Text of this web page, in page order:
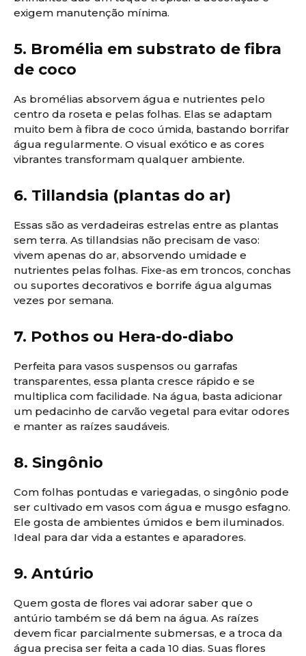
exigem manutenção mínima.
5. Bromélia em substrato de fibra
de coco
As bromélias absorvem água e nutrientes pelo
centro da roseta e pelas folhas. Elas se adaptam
muito bem à fibra de coco úmida, bastando borrifar
água regularmente. O visual exótico e as cores
vibrantes transformam qualquer ambiente.
6. Tillandsia (plantas do ar)
Essas são as verdadeiras estrelas entre as plantas
sem terra. As tillandsias não precisam de vaso:
vivem apenas do ar, absorvendo umidade e
nutrientes pelas folhas. Fixe-as em troncos, conchas
ou suportes decorativos e borrife água algumas
vezes por semana.
7. Pothos ou Hera-do-diabo
Perfeita para vasos suspensos ou garrafas
transparentes, essa planta cresce rápido e se
multiplica com facilidade. Na água, basta adicionar
um pedacinho de carvão vegetal para evitar odores
e manter as raízes saudáveis.
8. Singônio
Com folhas pontudas e variegadas, o singônio pode
ser cultivado em vasos com água e musgo esfagno.
Ele gosta de ambientes úmidos e bem iluminados.
Ideal para dar vida a estantes e aparadores.
9. Antúrio
Quem gosta de flores vai adorar saber que o
antúrio também se dá bem na água. As raízes
devem ficar parcialmente submersas, e a troca da
água precisa ser feita a cada 10 dias. Suas flores